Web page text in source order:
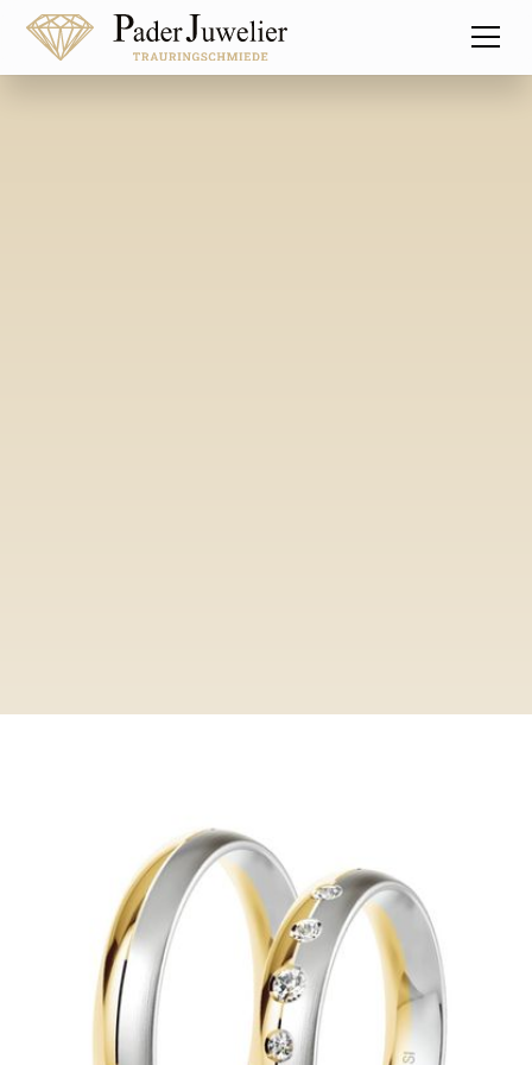
Entdecken Sie bei Paderjuwelier eine
exclusive Auswahl an Trauringen. Von
klassisch bis modern, unsere Ringe
verkörpern zeitlose Eleganz und höchste
Qualität.